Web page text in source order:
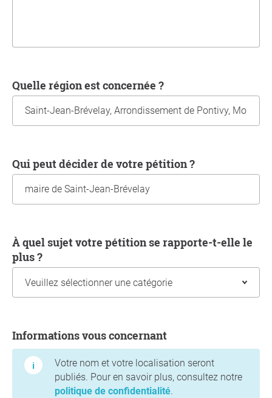
Quelle région est concernée ?
Qui peut décider de votre pétition ?
À quel sujet votre pétition se rapporte-t-elle le
plus ?
Informations vous concernant
Votre nom et votre localisation seront
publiés. Pour en savoir plus, consultez notre
politique de confidentialité.